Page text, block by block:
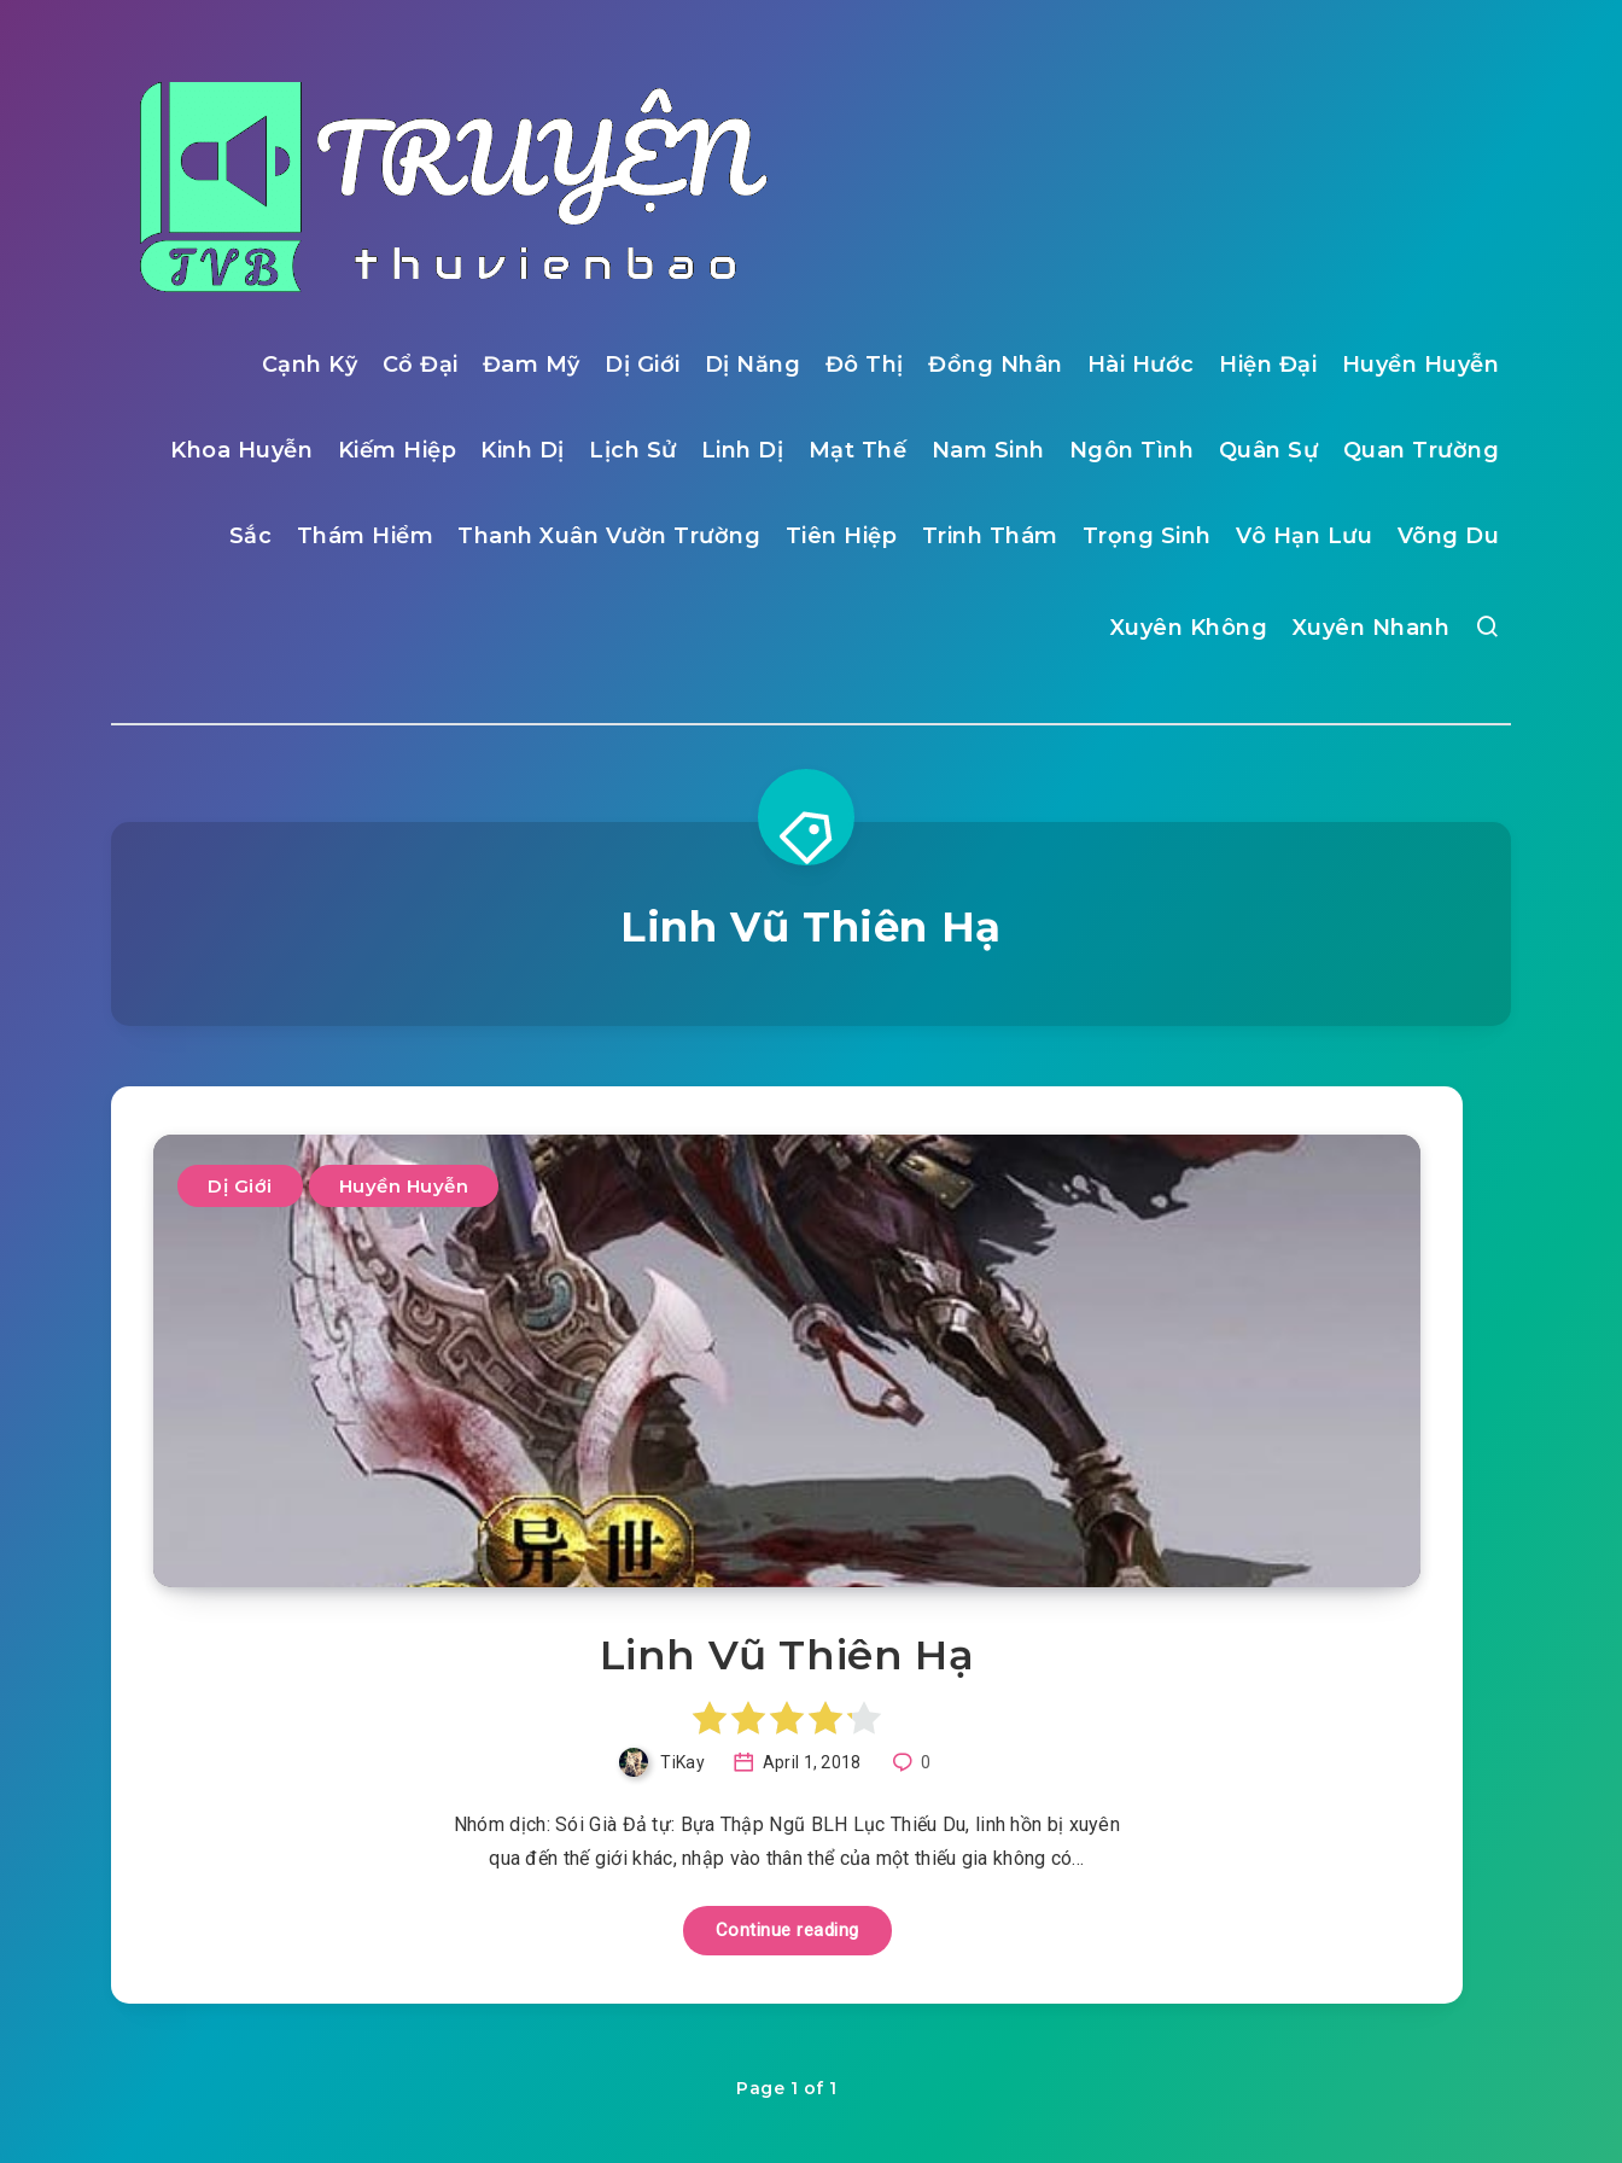
Cạnh Kỹ Cổ Đại Đam Mỹ Dị Giới Dị Năng Đô Thị Đồng Nhân Hài Hước Hiện Đại Huyền Huyễn
Khoa Huyễn Kiếm Hiệp Kinh Dị Lịch Sử Linh Dị Mạt Thế Nam Sinh Ngôn Tình Quân Sự Quan Trường
Sắc Thám Hiểm Thanh Xuân Vườn Trường Tiên Hiệp Trinh Thám Trọng Sinh Vô Hạn Lưu Võng Du
Xuyên Không Xuyên Nhanh
Linh Vũ Thiên Hạ
Dị Giới Huyền Huyễn
Linh Vũ Thiên Hạ
TiKay April 1, 2018 0
Nhóm dịch: Sói Già Đả tự: Bựa Thập Ngũ BLH Lục Thiếu Du, linh hồn bị xuyên
qua đến thế giới khác, nhập vào thân thể của một thiếu gia không có…
Continue reading
Page 1 of 1